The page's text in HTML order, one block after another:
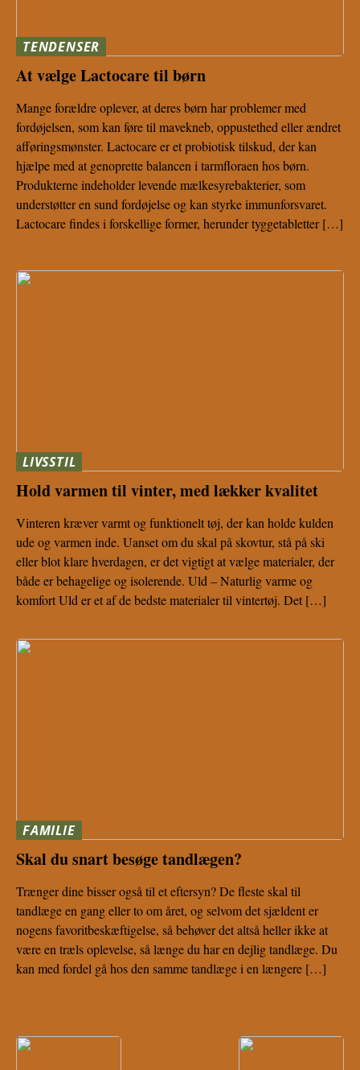
TENDENSER
At vælge Lactocare til børn
Mange forældre oplever, at deres børn har problemer med
fordøjelsen, som kan føre til mavekneb, oppustethed eller ændret
afføringsmønster. Lactocare er et probiotisk tilskud, der kan
hjælpe med at genoprette balancen i tarmfloraen hos børn.
Produkterne indeholder levende mælkesyrebakterier, som
understøtter en sund fordøjelse og kan styrke immunforsvaret.
Lactocare findes i forskellige former, herunder tyggetabletter […]
LIVSSTIL
Hold varmen til vinter, med lækker kvalitet
Vinteren kræver varmt og funktionelt tøj, der kan holde kulden
ude og varmen inde. Uanset om du skal på skovtur, stå på ski
eller blot klare hverdagen, er det vigtigt at vælge materialer, der
både er behagelige og isolerende. Uld – Naturlig varme og
komfort Uld er et af de bedste materialer til vintertøj. Det […]
FAMILIE
Skal du snart besøge tandlægen?
Trænger dine bisser også til et eftersyn? De fleste skal til
tandlæge en gang eller to om året, og selvom det sjældent er
nogens favoritbeskæftigelse, så behøver det altså heller ikke at
være en træls oplevelse, så længe du har en dejlig tandlæge. Du
kan med fordel gå hos den samme tandlæge i en længere […]